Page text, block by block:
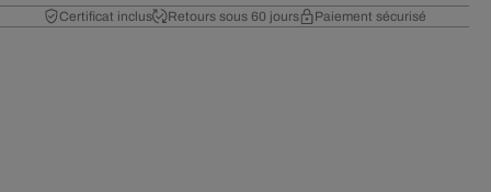
Certificat inclus Retours sous 60 jours Paiement sécurisé